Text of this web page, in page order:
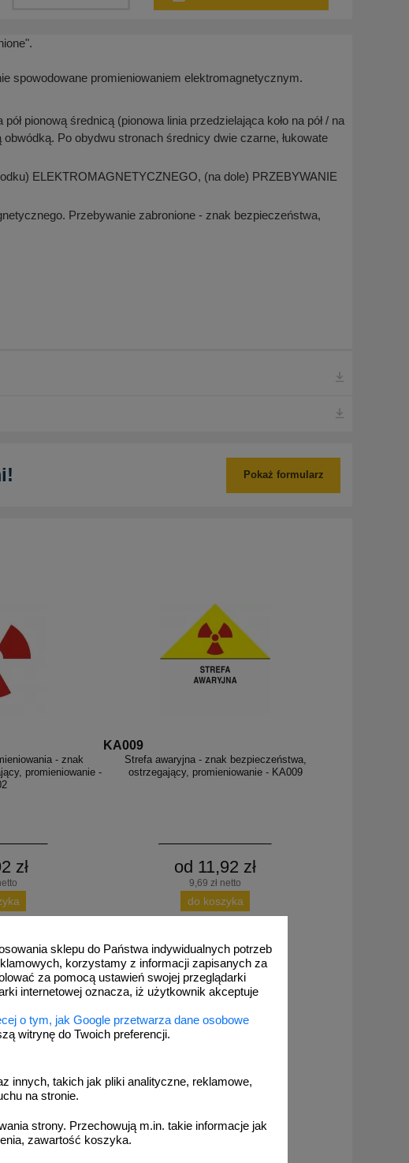
sklepu do Państwa indywidualnych potrzeb
korzystamy z informacji zapisanych za
za pomocą ustawień swojej przeglądarki
internetowej oznacza, iż użytkownik akceptuje
o tym, jak Google przetwarza dane osobowe
witrynę do Twoich preferencji.
innych, takich jak pliki analityczne, reklamowe,
na stronie.
strony. Przechowują m.in. takie informacje jak
zawartość koszyka.
spowodowane promieniowaniem elektromagnetycznym.
pionową średnicą (pionowa linia przedzielająca koło na pół / na
Po obydwu stronach średnicy dwie czarne, łukowate
ELEKTROMAGNETYCZNEGO, (na dole) PRZEBYWANIE
Przebywanie zabronione - znak bezpieczeństwa,
Pokaż formularz
- znak
promieniowanie -
zł
KA009
Strefa awaryjna - znak bezpieczeństwa,
ostrzegający, promieniowanie - KA009
od 11,92 zł
9,69 zł netto
do koszyka